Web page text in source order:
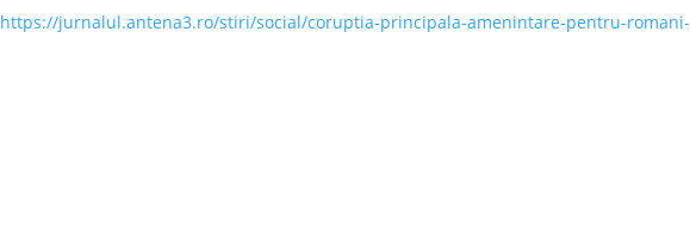
https://jurnalul.antena3.ro/stiri/social/coruptia-principala-amenintare-pentru-romani-